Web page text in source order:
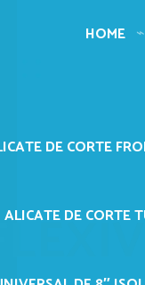
HOME
DE CORTE
ALICATE DE CORTE